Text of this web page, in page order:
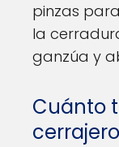
pinzas
la
ganzúa y
Cuánto